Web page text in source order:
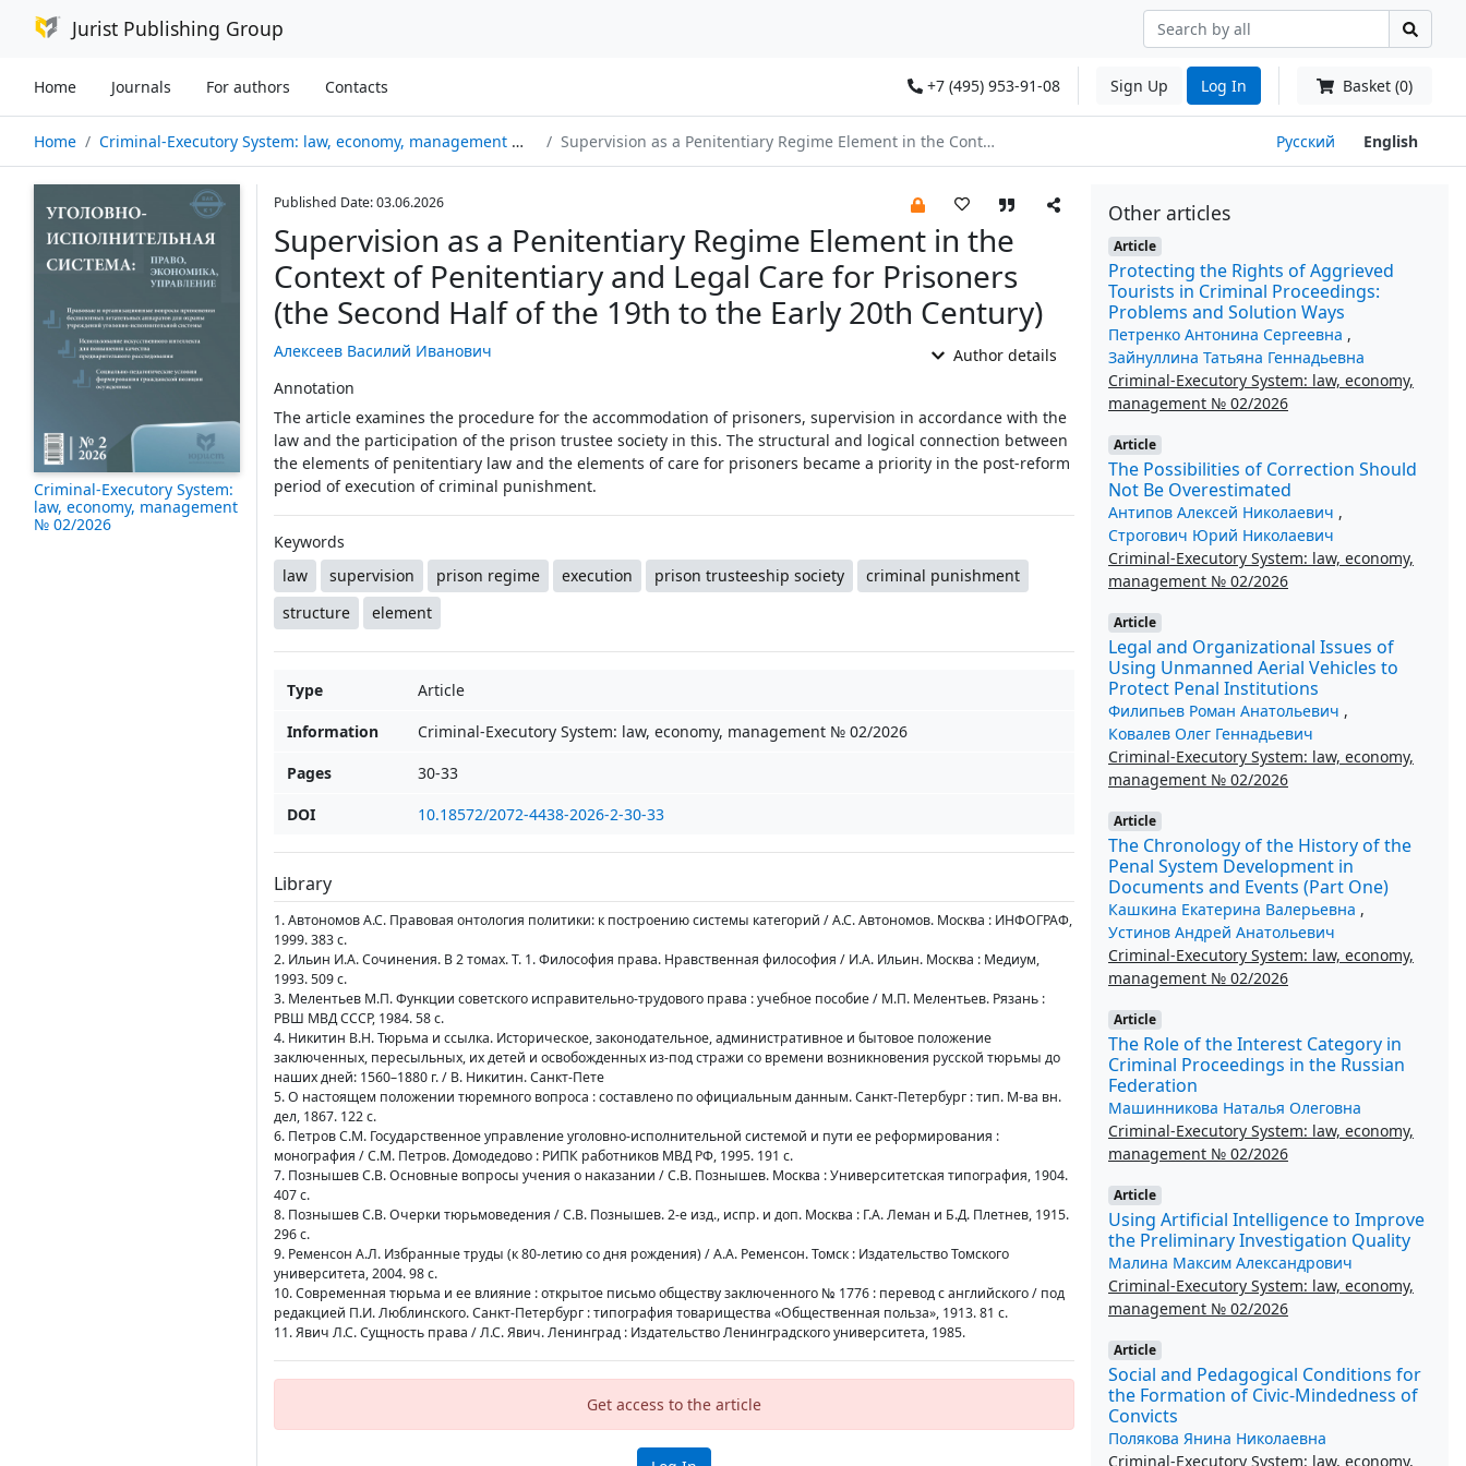
Jurist Publishing Group
Home Journals For authors Contacts +7 (495) 953-91-08 Sign Up Log In Basket (0)
Home Criminal-Executory System: law, economy, management № 02/2026 Supervision as a Penitentiary Regime Element in the Context of Penitentiary and Legal Care for Prisoners (the Second Half of the 19th to the Early 20th Century) Русский English
Criminal-Executory System:
law, economy, management
№ 02/2026
Published Date: 03.06.2026
Supervision as a Penitentiary Regime Element in the
Context of Penitentiary and Legal Care for Prisoners
(the Second Half of the 19th to the Early 20th Century)
Алексеев Василий Иванович
Author details
Annotation
The article examines the procedure for the accommodation of prisoners, supervision in accordance with the
law and the participation of the prison trustee society in this. The structural and logical connection between
the elements of penitentiary law and the elements of care for prisoners became a priority in the post-reform
period of execution of criminal punishment.
Keywords
law
supervision prison regime execution prison trusteeship society
criminal punishment
structure
element
Type
Article
Information
Criminal-Executory System: law, economy, management № 02/2026
Pages
30-33
DOI
10.18572/2072-4438-2026-2-30-33
Library
1. Автономов А.С. Правовая онтология политики: к построению системы категорий / А.С. Автономов. Москва : ИНФОГРАФ,
1999. 383 с.
2. Ильин И.А. Сочинения. В 2 томах. Т. 1. Философия права. Нравственная философия / И.А. Ильин. Москва : Медиум,
1993. 509 с.
3. Мелентьев М.П. Функции советского исправительно-трудового права : учебное пособие / М.П. Мелентьев. Рязань :
РВШ МВД СССР, 1984. 58 с.
4. Никитин В.Н. Тюрьма и ссылка. Историческое, законодательное, административное и бытовое положение
заключенных, пересыльных, их детей и освобожденных из-под стражи со времени возникновения русской тюрьмы до
наших дней: 1560–1880 г. / В. Никитин. Санкт-Пете
5. О настоящем положении тюремного вопроса : составлено по официальным данным. Санкт-Петербург : тип. М-ва вн.
дел, 1867. 122 с.
6. Петров С.М. Государственное управление уголовно-исполнительной системой и пути ее реформирования :
монография / С.М. Петров. Домодедово : РИПК работников МВД РФ, 1995. 191 с.
7. Познышев С.В. Основные вопросы учения о наказании / С.В. Познышев. Москва : Университетская типография, 1904.
407 с.
8. Познышев С.В. Очерки тюрьмоведения / С.В. Познышев. 2-е изд., испр. и доп. Москва : Г.А. Леман и Б.Д. Плетнев, 1915.
296 с.
9. Ременсон А.Л. Избранные труды (к 80-летию со дня рождения) / А.А. Ременсон. Томск : Издательство Томского
университета, 2004. 98 с.
10. Современная тюрьма и ее влияние : открытое письмо обществу заключенного № 1776 : перевод с английского / под
редакцией П.И. Люблинского. Санкт-Петербург : типография товарищества «Общественная польза», 1913. 81 с.
11. Явич Л.С. Сущность права / Л.С. Явич. Ленинград : Издательство Ленинградского университета, 1985.
Get access to the article
Other articles
Article
Protecting the Rights of Aggrieved
Tourists in Criminal Proceedings:
Problems and Solution Ways
Петренко Антонина Сергеевна ,
Зайнуллина Татьяна Геннадьевна
Criminal-Executory System: law, economy,
management № 02/2026
Article
The Possibilities of Correction Should
Not Be Overestimated
Антипов Алексей Николаевич ,
Строгович Юрий Николаевич
Criminal-Executory System: law, economy,
management № 02/2026
Article
Legal and Organizational Issues of
Using Unmanned Aerial Vehicles to
Protect Penal Institutions
Филипьев Роман Анатольевич ,
Ковалев Олег Геннадьевич
Criminal-Executory System: law, economy,
management № 02/2026
Article
The Chronology of the History of the
Penal System Development in
Documents and Events (Part One)
Кашкина Екатерина Валерьевна ,
Устинов Андрей Анатольевич
Criminal-Executory System: law, economy,
management № 02/2026
Article
The Role of the Interest Category in
Criminal Proceedings in the Russian
Federation
Машинникова Наталья Олеговна
Criminal-Executory System: law, economy,
management № 02/2026
Article
Using Artificial Intelligence to Improve
the Preliminary Investigation Quality
Малина Максим Александрович
Criminal-Executory System: law, economy,
management № 02/2026
Article
Social and Pedagogical Conditions for
the Formation of Civic-Mindedness of
Convicts
Полякова Янина Николаевна
Criminal-Executory System: law, economy,